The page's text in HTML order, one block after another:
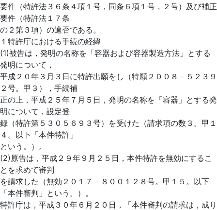
要件（特許法３６条４項１号，同条６項１号，２号）及び補正
要件（特許法１７条
の２第３項）の適否である。
１特許庁における手続の経緯
(1)被告は，発明の名称を「容器および容器製造方法」とする
発明について，
平成２０年３月３日に特許出願をし（特願２００８－５２３９
２号。甲３），手続補
正の上，平成２５年７月５日，発明の名称を「容器」とする発
明について，設定登
録（特許第５３０５６９３号）を受けた（請求項の数３。甲１
４。以下「本件特許」
という。）。
(2)原告は，平成２９年９月２５日，本件特許を無効にするこ
とを求めて審判
を請求した（無効２０１７－８００１２８号。甲１５。以下
「本件審判」という。）。
特許庁は，平成３０年６月２０日，「本件審判の請求は，成り